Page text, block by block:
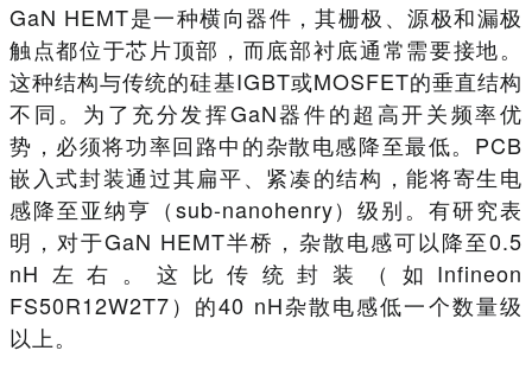
GaN HEMT是一种横向器件，其栅极、源极和漏极
触点都位于芯片顶部，而底部衬底通常需要接地。
这种结构与传统的硅基IGBT或MOSFET的垂直结构
不同。为了充分发挥GaN器件的超高开关频率优
势，必须将功率回路中的杂散电感降至最低。PCB
嵌入式封装通过其扁平、紧凑的结构，能将寄生电
感降至亚纳亨（sub-nanohenry）级别。有研究表
明，对于GaN HEMT半桥，杂散电感可以降至0.5
nH左右。这比传统封装（如Infineon
FS50R12W2T7）的40 nH杂散电感低一个数量级
以上。